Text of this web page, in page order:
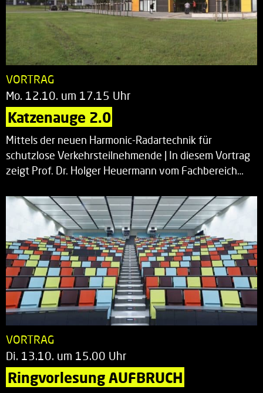
VORTRAG
Mo. 12.10. um 17.15 Uhr
Katzenauge 2.0
Mittels der neuen Harmonic-Radartechnik für
schutzlose Verkehrsteilnehmende | In diesem Vortrag
zeigt Prof. Dr. Holger Heuermann vom Fachbereich…
VORTRAG
Di. 13.10. um 15.00 Uhr
Ringvorlesung AUFBRUCH